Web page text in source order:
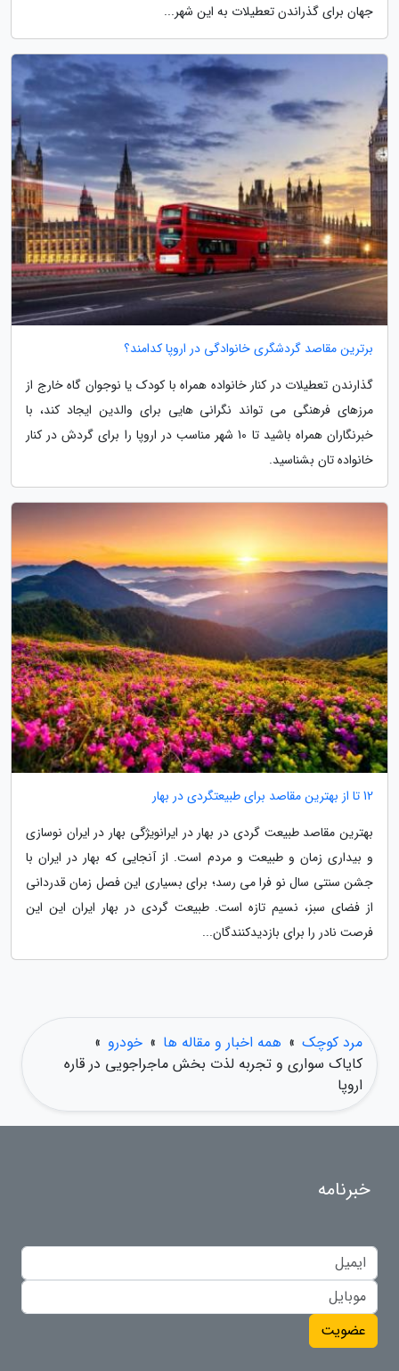
جهان برای گذراندن تعطیلات به این شهر...
برترین مقاصد گردشگری خانوادگی در اروپا کدامند؟
گذارندن تعطیلات در کنار خانواده همراه با کودک یا نوجوان گاه خارج از
مرزهای فرهنگی می تواند نگرانی هایی برای والدین ایجاد کند، با
خبرنگاران همراه باشید تا 10 شهر مناسب در اروپا را برای گردش در کنار
خانواده تان بشناسید.
12 تا از بهترین مقاصد برای طبیعتگردی در بهار
بهترین مقاصد طبیعت گردی در بهار در ایرانویژگی بهار در ایران نوسازی
و بیداری زمان و طبیعت و مردم است. از آنجایی که بهار در ایران با
جشن سنتی سال نو فرا می رسد؛ برای بسیاری این فصل زمان قدردانی
از فضای سبز، نسیم تازه است. طبیعت گردی در بهار ایران این این
فرصت نادر را برای بازدیدکنندگان...
مرد کوچک » همه اخبار و مقاله ها » خودرو »
کایاک سواری و تجربه لذت بخش ماجراجویی در قاره
اروپا
خبرنامه
عضویت